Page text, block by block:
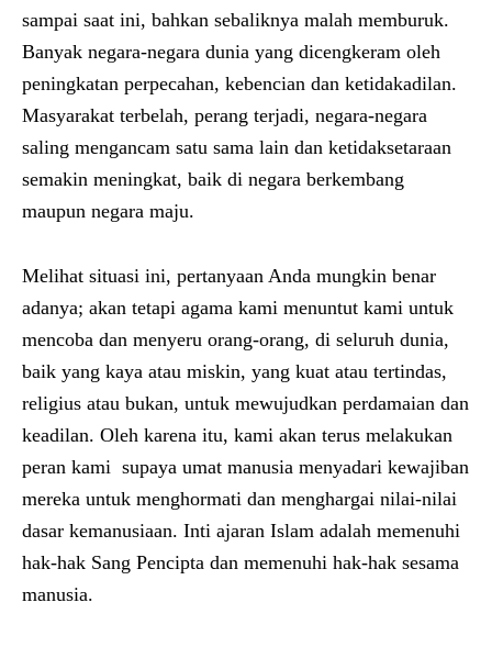
sampai saat ini, bahkan sebaliknya malah memburuk.
Banyak negara-negara dunia yang dicengkeram oleh
peningkatan perpecahan, kebencian dan ketidakadilan.
Masyarakat terbelah, perang terjadi, negara-negara
saling mengancam satu sama lain dan ketidaksetaraan
semakin meningkat, baik di negara berkembang
maupun negara maju.
Melihat situasi ini, pertanyaan Anda mungkin benar
adanya; akan tetapi agama kami menuntut kami untuk
mencoba dan menyeru orang-orang, di seluruh dunia,
baik yang kaya atau miskin, yang kuat atau tertindas,
religius atau bukan, untuk mewujudkan perdamaian dan
keadilan. Oleh karena itu, kami akan terus melakukan
peran kami supaya umat manusia menyadari kewajiban
mereka untuk menghormati dan menghargai nilai-nilai
dasar kemanusiaan. Inti ajaran Islam adalah memenuhi
hak-hak Sang Pencipta dan memenuhi hak-hak sesama
manusia.